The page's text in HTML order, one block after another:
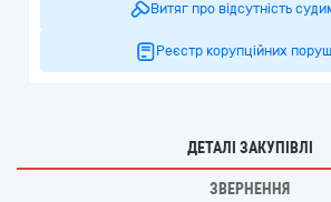
Витяг про відсутність
Реєстр корупційних
ДЕТАЛІ ЗАКУПІВЛІ
ЗВЕРНЕННЯ